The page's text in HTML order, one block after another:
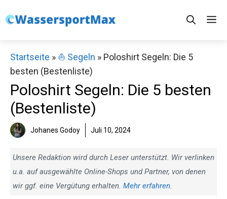
Inhalt
Startseite » ⛵️ Segeln » Poloshirt Segeln: Die 5
besten (Bestenliste)
Poloshirt Segeln: Die 5 besten
(Bestenliste)
Johanes Godoy Juli 10, 2024
Unsere Redaktion wird durch Leser unterstützt. Wir verlinken
u.a. auf ausgewählte Online-Shops und Partner, von denen
wir ggf. eine Vergütung erhalten. Mehr erfahren.